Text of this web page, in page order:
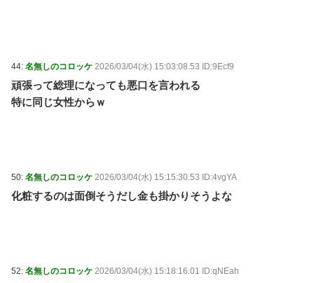
44: 名無しのコロッケ 2026/03/04(水) 15:03:08.53 ID:9Ecf9
頑張って総理になっても悪口を言われる
特に同じ女性からｗ
50: 名無しのコロッケ 2026/03/04(水) 15:15:30.53 ID:4vgYA
化粧するのは面倒そうだし金も掛かりそうよな
52: 名無しのコロッケ 2026/03/04(水) 15:18:16.01 ID:qNEah